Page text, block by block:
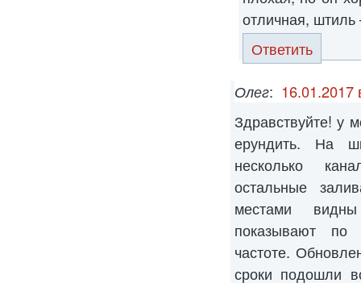
отличная,
Ответить
Олег: 16.01.2017
Здравствуйте! у
ерундить. На
несколько
остальные
местами
показывают по
частоте.
сроки подошли